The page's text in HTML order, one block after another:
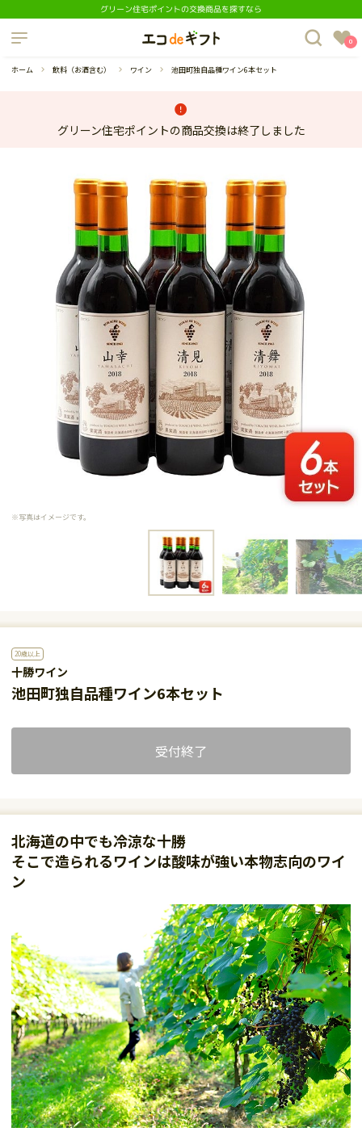
グリーン住宅ポイントの交換商品を探すなら
制度について
よくあるご質問 0
ダイニングセット
ホーム 飲料（お酒含む） ワイン 池田町独自品種ワイン6本セット
グリーン住宅ポイントの商品交換は終了しました
※写真はイメージです。
20歳以上
十勝ワイン
池田町独自品種ワイン6本セット
受付終了
北海道の中でも冷涼な十勝
そこで造られるワインは酸味が強い本物志向のワイ
ン